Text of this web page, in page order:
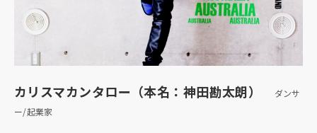
カリスマカンタロー（本名：神田勘太朗）
ダンサ
ー/起業家